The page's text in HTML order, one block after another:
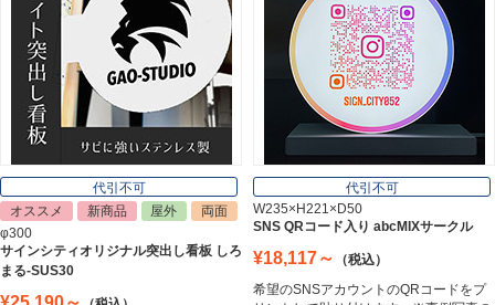
郵便ポスト
Post
Nameplate
代引不可
オススメ
新商品 屋外
両面
φ300
サインシティオリジナル突出し看板 しろ
まる-SUS30
代引不可
W235×H221×D50
SNS QRコード入り abcMIXサークル
¥18,117～
（税込）
希望のSNSアカウントのQRコードをプ